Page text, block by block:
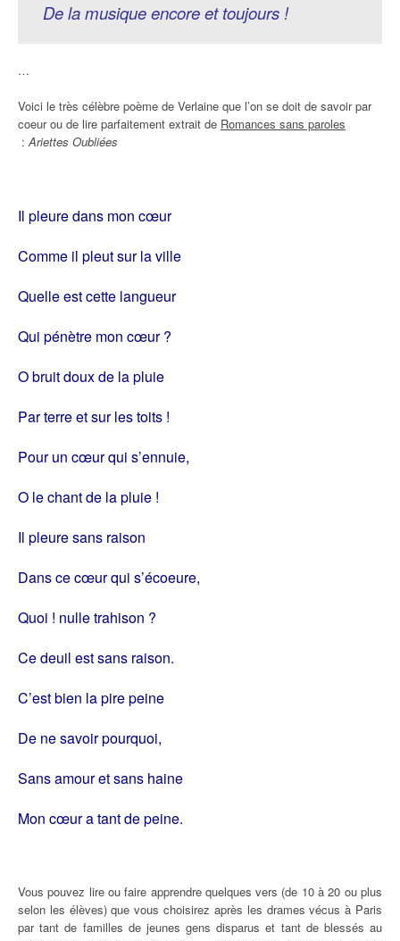
De la musique encore et toujours !
…
Voici le très célèbre poème de Verlaine que l’on se doit de savoir par
coeur ou de lire parfaitement extrait de Romances sans paroles
:Ariettes Oubliées
Il pleure dans mon cœur
Comme il pleut sur la ville
Quelle est cette langueur
Qui pénètre mon cœur ?
O bruit doux de la pluie
Par terre et sur les toits !
Pour un cœur qui s’ennuie,
O le chant de la pluie !
Il pleure sans raison
Dans ce cœur qui s’écoeure,
Quoi ! nulle trahison ?
Ce deuil est sans raison.
C’est bien la pire peine
De ne savoir pourquoi,
Sans amour et sans haine
Mon cœur a tant de peine.
Vous pouvez lire ou faire apprendre quelques vers (de 10 à 20 ou plus
selon les élèves) que vous choisirez après les drames vécus à Paris
par tant de familles de jeunes gens disparus et tant de blessés au